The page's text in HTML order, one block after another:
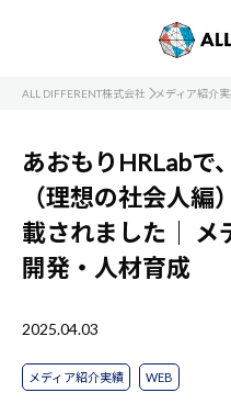
ALL DIFFERENT株式会社 メディア紹介
あおもりHRLabで
（理想の社会人
載されました｜ メ
開発・人材育成
2025.04.03
メディア紹介実績 WEB